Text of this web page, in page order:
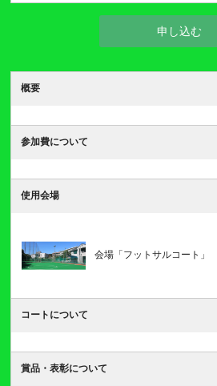
申し込む
概要
参加費について
使用会場
会場「フットサルコート」
コートについて
賞品・表彰について